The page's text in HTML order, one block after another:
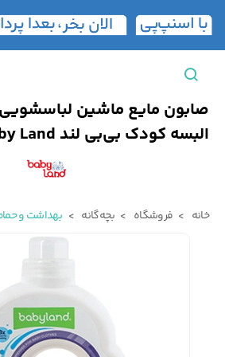
زنانه
مشاهده همه محصولات
جوراب مردانه کت
صابون مایع ماشین
البسه کودک بی‌بی‌ لند Baby Land
خانه فروشگاه بچه‌گانه بهداشت و